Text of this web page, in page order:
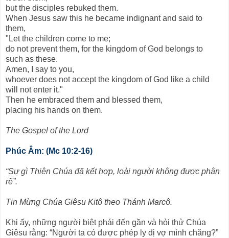
but the disciples rebuked them.
When Jesus saw this he became indignant and said to
them,
"Let the children come to me;
do not prevent them, for the kingdom of God belongs to
such as these.
Amen, I say to you,
whoever does not accept the kingdom of God like a child
will not enter it."
Then he embraced them and blessed them,
placing his hands on them.
The Gospel of the Lord
Phúc Âm: (Mc 10:2-16)
“Sự gì Thiên Chúa đã kết hợp, loài người không được phân
rẽ”.
Tin Mừng Chúa Giêsu Kitô theo Thánh Marcô.
Khi ấy, những người biệt phái đến gần và hỏi thử Chúa
Giêsu rằng: “Người ta có được phép ly dị vợ mình chăng?”